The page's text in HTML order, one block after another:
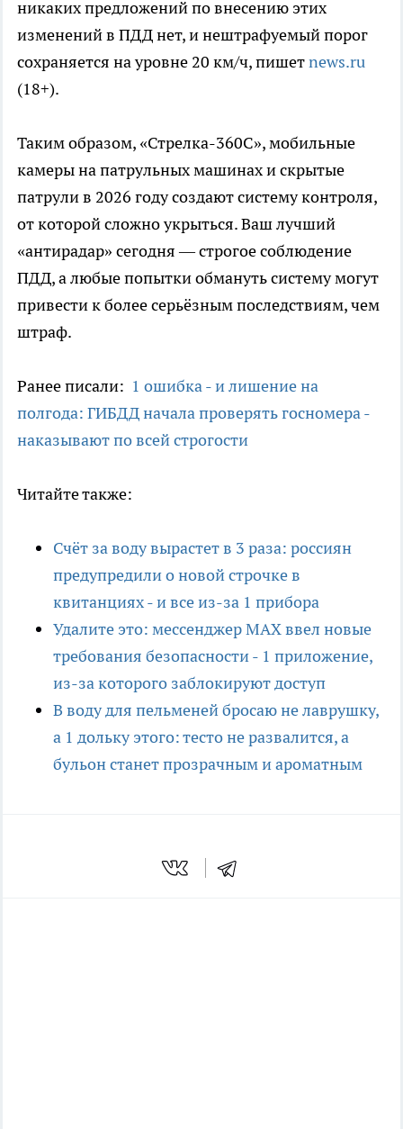
никаких предложений по внесению этих
изменений в ПДД нет, и нештрафуемый порог
сохраняется на уровне 20 км/ч, пишетnews.ru
(18+).
Таким образом, «Стрелка-360С», мобильные
камеры на патрульных машинах и скрытые
патрули в 2026 году создают систему контроля,
от которой сложно укрыться. Ваш лучший
«антирадар» сегодня — строгое соблюдение
ПДД, а любые попытки обмануть систему могут
привести к более серьёзным последствиям, чем
штраф.
Ранее писали: 1 ошибка - и лишение на
полгода: ГИБДД начала проверять госномера -
наказывают по всей строгости
Читайте также:
Счёт за воду вырастет в 3 раза: россиян
предупредили о новой строчке в
квитанциях - и все из-за 1 прибора
Удалите это: мессенджер MAX ввел новые
требования безопасности - 1 приложение,
из-за которого заблокируют доступ
В воду для пельменей бросаю не лаврушку,
а 1 дольку этого: тесто не развалится, а
бульон станет прозрачным и ароматным